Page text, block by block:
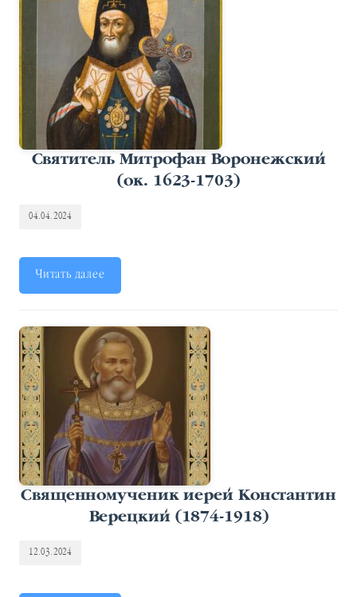
Святитель Митрофан Воронежский
(ок. 1623-1703)
04.04.2024
Читать далее
Священномученик иерей Константин
Верецкий (1874-1918)
12.03.2024